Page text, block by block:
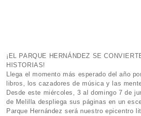
¡EL PARQUE HERNÁNDEZ SE
HISTORIAS!
Llega el momento más esperado del año
libros, los cazadores de música y las
Desde este miércoles, 3 al domingo 7 de
de Melilla despliega sus páginas en un
Parque Hernández será nuestro epicentro